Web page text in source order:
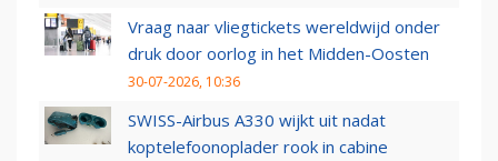
Vraag naar vliegtickets wereldwijd onder
druk door oorlog in het Midden-Oosten
30-07-2026, 10:36
SWISS-Airbus A330 wijkt uit nadat
koptelefoonoplader rook in cabine